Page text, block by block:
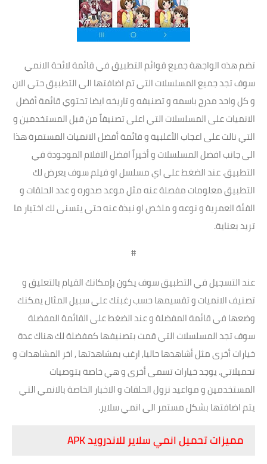
تضم هذه الواجهة جميع قوائم التطبيق في قائمة لائحة الانمي
سوف تجد جميع المسلسلات التي تم اضافتها الى التطبيق حتى الان
و كل واحد مدرج باسمه و تصنيفه و تاريخه ايضا تحتوي قائمة أفضل
الانميات على المسلسلات التي اعلى تصنيفاً من قبل المستخدمين و
التي نالت على اعجاب الأغلبية و قائمة أفضل الانميات المستمرة هذا
الى جانب افضل المسلسلات و أخيراً افضل الافلام الموجودة في
التطبيق. عند الضغط على اي مسلسل او فيلم سوف يعرض لك
التطبيق معلومات مفصلة عنه مثل موعد صدوره و عدد الحلقات و
الفئة العمرية و نوعه و ملخص او نبذة عنه حتى يتسنى لك اختيار ما
تريد بعناية.
#
عند التسجيل في التطبيق سوف يكون بإمكانك القيام بالتعليق و
تصنيف الانميات و تقسيمها حسب رغبتك على سبيل المثال يمكنك
وضعها في قائمة المفضلة و عند الضغط على القائمة المفضلة
سوف تجد المسلسلات التي قمت بتصنيفها كمفضلة لك هناك عدة
خيارات أخرى مثل أشاهدها حاليا, ارغب بمشاهدتها , اخر المشاهدات و
تحميلاتي. يوجد خيارات تسمى أخرى و هي خاصة بتوصيات
المستخدمين و مواعيد نزول الحلقات و الاخبار الخاصة بالانمي التي
يتم اضافتها بشكل مستمر الى انمي سلاير.
مميزات تحميل انمي سلاير للاندرويد APK